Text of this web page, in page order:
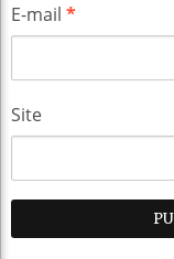
E-mail *
Site